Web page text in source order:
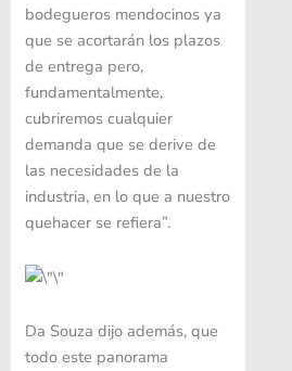
bodegueros mendocinos ya
que se acortarán los plazos
de entrega pero,
fundamentalmente,
cubriremos cualquier
demanda que se derive de
las necesidades de la
industria, en lo que a nuestro
quehacer se refiera”.
Da Souza dijo además, que
todo este panorama